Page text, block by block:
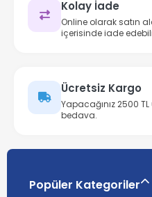
Kolay İade
Online olarak satın
içerisinde iade
Ücretsiz Kargo
Yapacağınız 2500
bedava.
Popüler Kategoriler